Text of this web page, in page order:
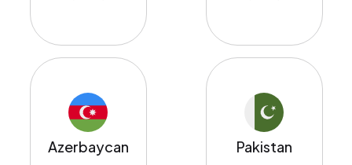
Azerbaycan
Pakistan